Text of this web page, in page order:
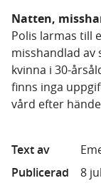
Natten,
Polis larmas till
misshandlad av
kvinna i 30-
finns inga
vård efter
Text av
Publicerad
8